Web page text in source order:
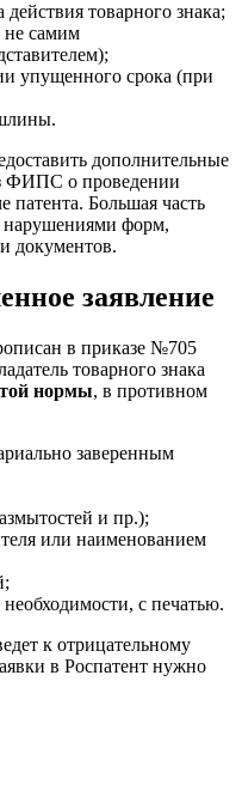
товарного знака;
не самим
упущенного срока (при
дополнительные
ФИПС о проведении
патента. Большая часть
нарушениями форм,
документов.
заявление
в приказе №705
товарного знака
нормы, в противном
заверенным
и пр.);
или наименованием
с печатью.
к отрицательному
в Роспатент нужно